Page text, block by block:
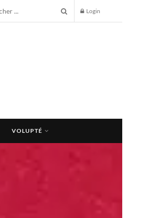
Login
VOLUPTÉ